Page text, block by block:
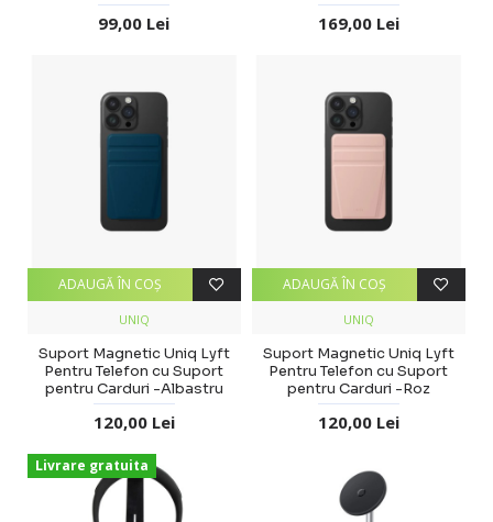
99,00 Lei 169,00 Lei
UNIQ
Suport Magnetic Uniq Lyft
Pentru Telefon cu Suport
pentru Carduri -Albastru
120,00 Lei
ADAUGĂ ÎN COŞ
UNIQ
Suport Magnetic Uniq Lyft
Pentru Telefon cu Suport
pentru Carduri -Roz
120,00 Lei
ADAUGĂ ÎN COŞ
Livrare gratuita